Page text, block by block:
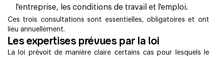
l'entreprise, les conditions de travail et l'emploi.
Ces trois consultations sont essentielles, obligatoires et ont
lieu annuellement.
Les expertises prévues par la loi
La loi prévoit de manière claire certains cas pour lesquels le